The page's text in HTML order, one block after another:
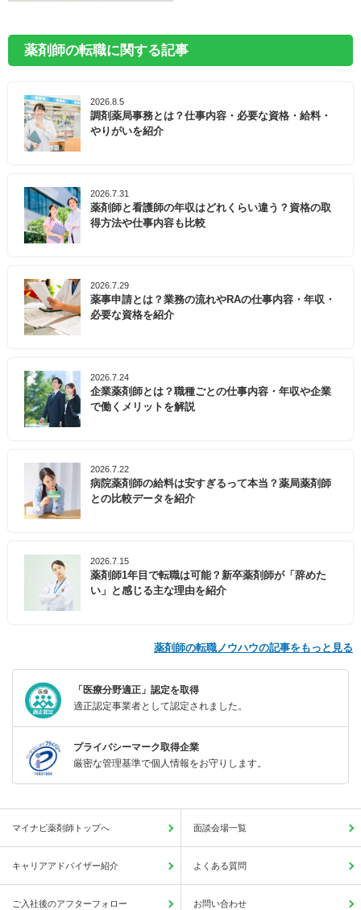
薬剤師の転職に関する記事
2026.8.5
調剤薬局事務とは？仕事内容・必要な資格・給料・
やりがいを紹介
2026.7.31
薬剤師と看護師の年収はどれくらい違う？資格の取
得方法や仕事内容も比較
2026.7.29
薬事申請とは？業務の流れやRAの仕事内容・年収・
必要な資格を紹介
2026.7.24
企業薬剤師とは？職種ごとの仕事内容・年収や企業
で働くメリットを解説
2026.7.22
病院薬剤師の給料は安すぎるって本当？薬局薬剤師
との比較データを紹介
2026.7.15
薬剤師1年目で転職は可能？新卒薬剤師が「辞めた
い」と感じる主な理由を紹介
薬剤師の転職ノウハウの記事をもっと見る
「医療分野適正」認定を取得
適正認定事業者として認定されました。
プライバシーマーク取得企業
厳密な管理基準で個人情報をお守りします。
マイナビ薬剤師トップへ 面談会場一覧
キャリアアドバイザー紹介 よくある質問
ご入社後のアフターフォロー お問い合わせ